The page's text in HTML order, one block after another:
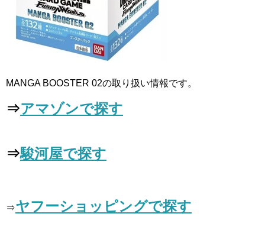
MANGA BOOSTER 02の取り扱い情報です。
⇒アマゾンで探す
⇒駿河屋で探す
⇒ヤフーショッピングで探す